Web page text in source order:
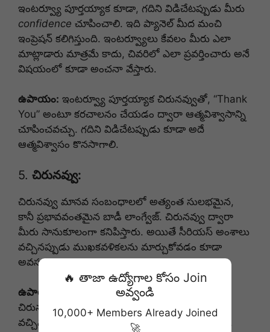
ఇంటర్వ్యూ పూర్తయ్యాక కూడా, గదిని విడిచేటప్పుడు మీరు
confidence చూపించాలి. ఇది ప్యానెల్‌ మీద మంచి
ఇంప్రెషన్‌ కలిగిస్తుంది. ఇంటర్వ్యూలు కేవలం మీరు ఎలా
మాట్లాడారు మాత్రమే కాదు, చివరిలో ఎలా ప్రవర్తించారు అనే
విషయంలో కూడా అంచనా వేస్తారు.
ఉపాయం: ఇంటర్వ్యూ పూర్తయ్యాక చిరునవ్వుతో, “Thank
You” అంటూ కరచాలనం చేయడం ద్వారా ఆత్మవిశ్వాసాన్ని
చూపించవచ్చు. గదిని విడిచేటప్పుడు కూడా అదే
ఆత్మవిశ్వాసం కొనసాగాలి.
5. చిరునవ్వు:
చిరునవ్వు మానవ సంబంధాలలో అత్యంత సులభమైన,
కానీ ప్రభావవంతమైన బాడీ లాంగ్వేజ్. చిరునవ్వు ద్వారా
మీరు సానుకూలంగా కనిపిస్తారు. అయితే సీరియస్ అంశాలు
వచ్చినప్పుడు ముఖకవళికలను మార్చుకోవడం కూడా
అవసరం.
ఉపాయం:
మీరు ప్రశ్నలకు సమాధానం ఇవ్వేటప్పుడు
చిరునవ్వుతో ప్రారంభించాలి, అయితే సీరియస్ టాపిక్స్‌
వచ్చినప్పుడు ముఖ కవళికలు మార్చుకోవడం అవసరం.
🔥 తాజా ఉద్యోగాల కోసం Join
అవ్వండి
10,000+ Members Already Joined
🚀